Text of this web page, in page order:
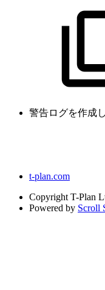
警告ログを作成
t-plan.com
Copyright T-Plan
Powered by Scroll